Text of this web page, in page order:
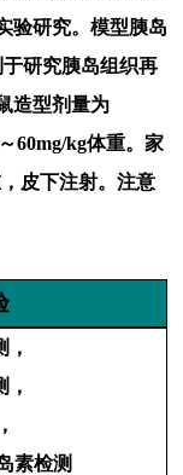
验研究。模型胰岛
研究胰岛组织再
造型剂量为
～60mg/kg体重。家
皮下注射。注意
素检测